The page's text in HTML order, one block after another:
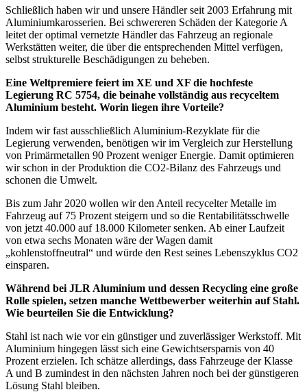
Schließlich haben wir und unsere Händler seit 2003 Erfahrung mit
Aluminiumkarosserien. Bei schwereren Schäden der Kategorie A
leitet der optimal vernetzte Händler das Fahrzeug an regionale
Werkstätten weiter, die über die entsprechenden Mittel verfügen,
selbst strukturelle Beschädigungen zu beheben.
Eine Weltpremiere feiert im XE und XF die hochfeste
Legierung RC 5754, die beinahe vollständig aus recyceltem
Aluminium besteht. Worin liegen ihre Vorteile?
Indem wir fast ausschließlich Aluminium-Rezyklate für die
Legierung verwenden, benötigen wir im Vergleich zur Herstellung
von Primärmetallen 90 Prozent weniger Energie. Damit optimieren
wir schon in der Produktion die CO2-Bilanz des Fahrzeugs und
schonen die Umwelt.
Bis zum Jahr 2020 wollen wir den Anteil recycelter Metalle im
Fahrzeug auf 75 Prozent steigern und so die Rentabilitätsschwelle
von jetzt 40.000 auf 18.000 Kilometer senken. Ab einer Laufzeit
von etwa sechs Monaten wäre der Wagen damit
„kohlenstoffneutral“ und würde den Rest seines Lebenszyklus CO2
einsparen.
Während bei JLR Aluminium und dessen Recycling eine große
Rolle spielen, setzen manche Wettbewerber weiterhin auf Stahl.
Wie beurteilen Sie die Entwicklung?
Stahl ist nach wie vor ein günstiger und zuverlässiger Werkstoff. Mit
Aluminium hingegen lässt sich eine Gewichtsersparnis von 40
Prozent erzielen. Ich schätze allerdings, dass Fahrzeuge der Klasse
A und B zumindest in den nächsten Jahren noch bei der günstigeren
Lösung Stahl bleiben.